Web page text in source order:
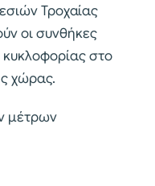
Τροχαίας
οι συνθήκες
στο
χώρας.
μέτρων